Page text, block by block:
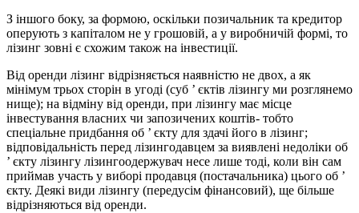
З іншого боку, за формою, оскільки позичальник та кредитор
оперують з капіталом не у грошовій, а у виробничій формі, то
лізинг зовні є схожим також на інвестиції.
Від оренди лізинг відрізняється наявністю не двох, а як
мінімум трьох сторін в угоді (суб ’ єктів лізингу ми розглянемо
нище); на відміну від оренди, при лізингу має місце
інвестування власних чи запозичених коштів- тобто
спеціальне придбання об ’ єкту для здачі його в лізинг;
відповідальність перед лізингодавцем за виявлені недоліки об
’ єкту лізингу лізингоодержувач несе лише тоді, коли він сам
приймав участь у виборі продавця (постачальника) цього об ’
єкту. Деякі види лізингу (передусім фінансовий), ще більше
відрізняються від оренди.